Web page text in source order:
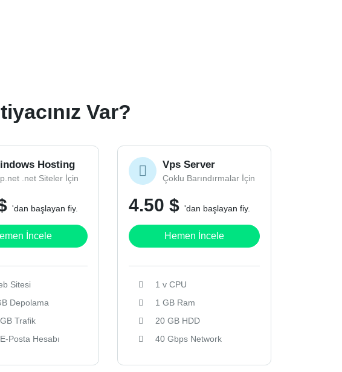
Var?
Hosting
.net Siteler İçin
'dan başlayan fiy.
İncele
Sitesi
Depolama
Trafik
Posta Hesabı
Vps Server
Çoklu Barındırmalar İçin
4.50 $ 'dan başlayan fiy.
Hemen İncele
1 v CPU
1 GB Ram
20 GB HDD
40 Gbps Network